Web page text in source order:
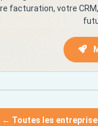
facturation, votre
← Toutes les